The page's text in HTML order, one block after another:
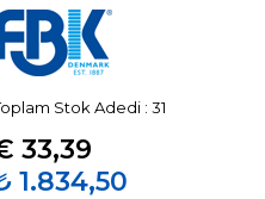
Stok Adedi : 31
33,39
1.834,50